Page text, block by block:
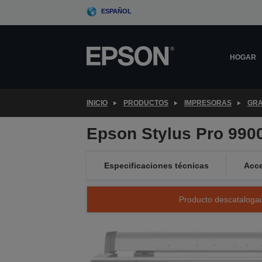
ESPAÑOL
HOGAR
INICIO PRODUCTOS IMPRESORAS
Epson Stylus Pro
Especificaciones técnicas
Producto